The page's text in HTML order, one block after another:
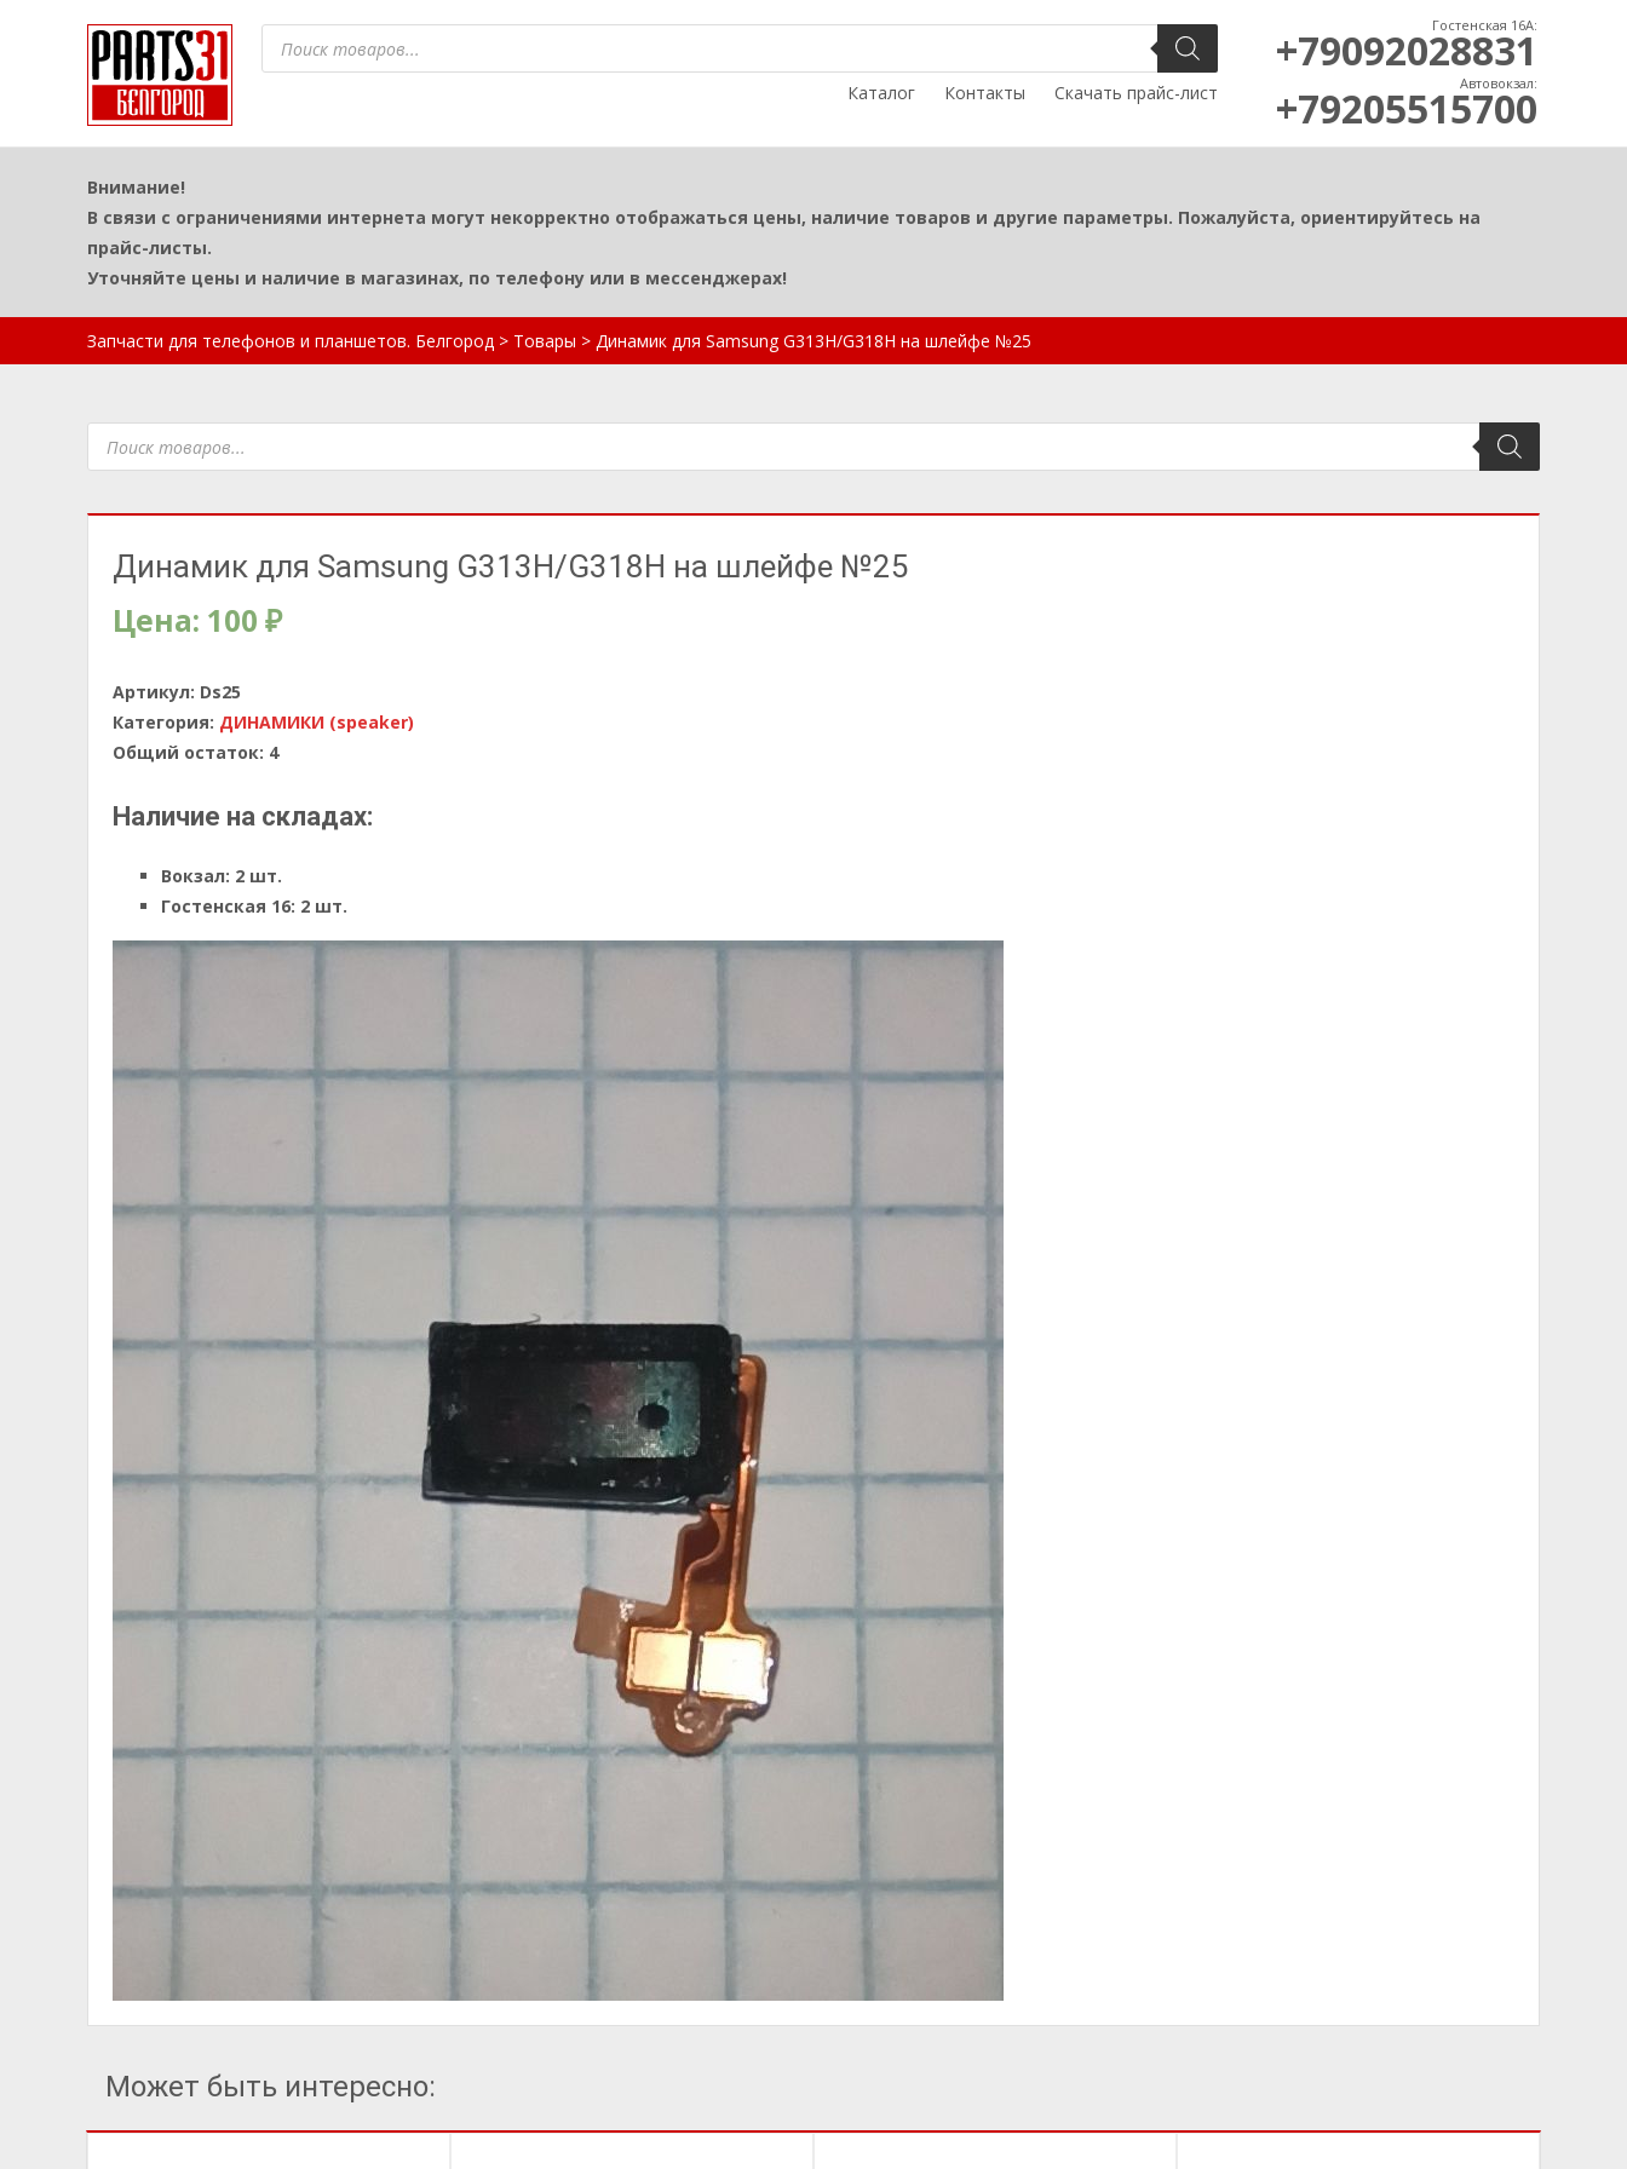
Поиск
товаров
Каталог
Контакты Скачать прайс-лист
Гостенская 16А:
+79092028831
Автовокзал:
+79205515700
Внимание!
В связи с ограничениями интернета могут некорректно отображаться цены, наличие товаров и другие параметры. Пожалуйста, ориентируйтесь на
прайс-листы.
Уточняйте цены и наличие в магазинах, по телефону или в мессенджерах!
Запчасти для телефонов и планшетов. Белгород > Товары > Динамик для Samsung G313H/G318H на шлейфе №25
Поиск
товаров
Динамик для Samsung G313H/G318H на шлейфе №25
Цена: 100 ₽
Артикул: Ds25
Категория: ДИНАМИКИ (speaker)
Общий остаток: 4
Наличие на складах:
Вокзал: 2 шт.
Гостенская 16: 2 шт.
Может быть интересно: